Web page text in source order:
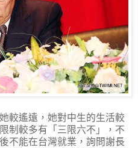
較遙遠，她對中生的生活較
制較多有「三限六不」，不
不能在台灣就業，詢問謝長